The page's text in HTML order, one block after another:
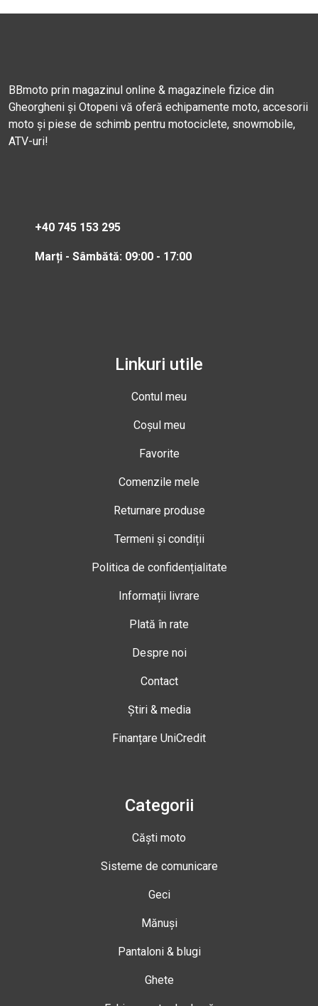
BBmoto prin magazinul online & magazinele fizice din
Gheorgheni și Otopeni vă oferă echipamente moto, accesorii
moto și piese de schimb pentru motociclete, snowmobile,
ATV-uri!
+40 745 153 295
Marți - Sâmbătă: 09:00 - 17:00
Linkuri utile
Contul meu
Coșul meu
Favorite
Comenzile mele
Returnare produse
Termeni și condiții
Politica de confidențialitate
Informații livrare
Plată în rate
Despre noi
Contact
Știri & media
Finanțare UniCredit
Categorii
Căști moto
Sisteme de comunicare
Geci
Mănuși
Pantaloni & blugi
Ghete